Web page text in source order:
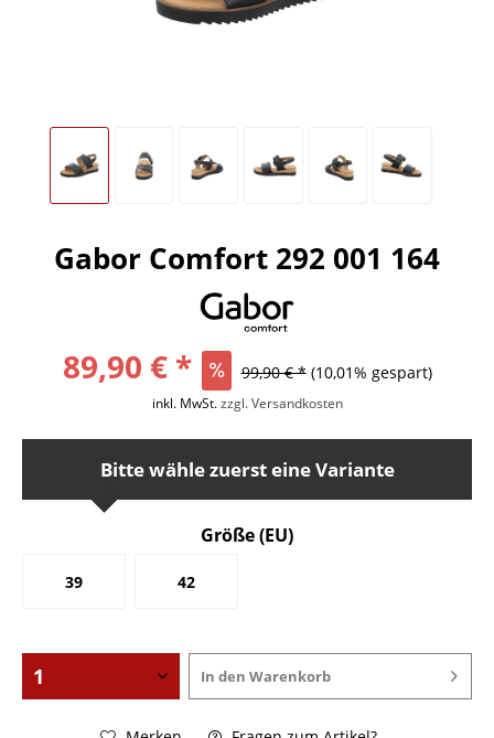
Gabor Comfort 292 001 164
89,90 € * 99,90 € * (10,01% gespart)
inkl. MwSt.zzgl. Versandkosten
Bitte wähle zuerst eine Variante
Größe (EU)
39 42
In den Warenkorb